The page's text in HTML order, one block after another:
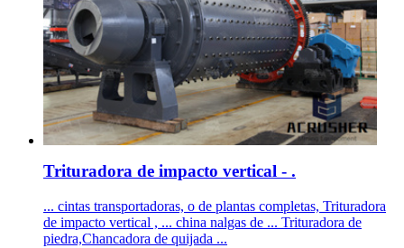
Trituradora de impacto vertical - .
... cintas transportadoras, o de plantas completas, Trituradora
de impacto vertical , ... china nalgas de ... Trituradora de
piedra,Chancadora de quijada ...